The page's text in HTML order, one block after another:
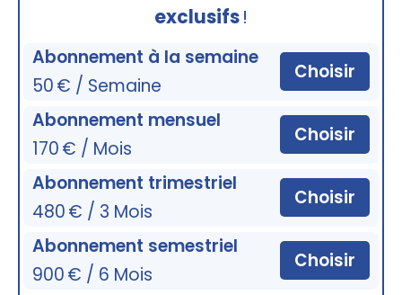
exclusifs!
Abonnement à la semaine
50 € / Semaine
Choisir
Abonnement mensuel
170 € / Mois
Choisir
Abonnement trimestriel
480 € / 3 Mois
Choisir
Abonnement semestriel
900 € / 6 Mois
Choisir